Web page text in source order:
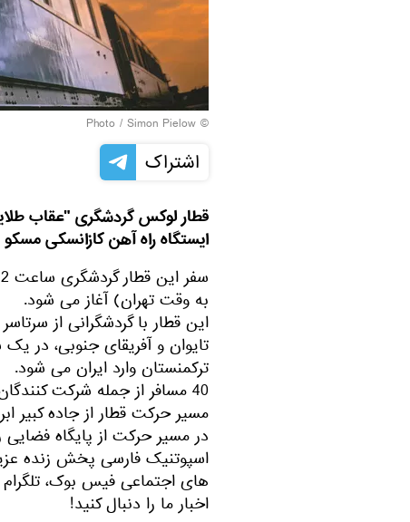
© Photo /
Simon Pielow
اشتراک
ایستگاه راه آهن کازانسکی
به وقت تهران) آغاز می شود.
این قطار با گردشگرانی از سرتاسر
ترکمنستان وارد ایران می شود.
40 مسافر از جمله شرکت کنندگان در این تور گردشگری هستند.
مسیر حرکت قطار از جاده کبیر
در مسیر حرکت از پایگاه فضایی
اسپوتنیک فارسی پخش زنده
های اجتماعی فیس بوک، تلگرام
اخبار ما را دنبال کنید!